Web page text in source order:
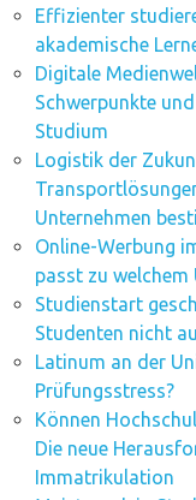
Effizienter
akademische
Digitale
Schwerpunkte
Studium
Logistik der
Unternehmen
Online-Werbung
passt zu welchem
Studienstart
Studenten nicht
Latinum an der
Prüfungsstress?
Können
Die neue
Immatrikulation